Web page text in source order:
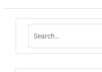
de
entradas